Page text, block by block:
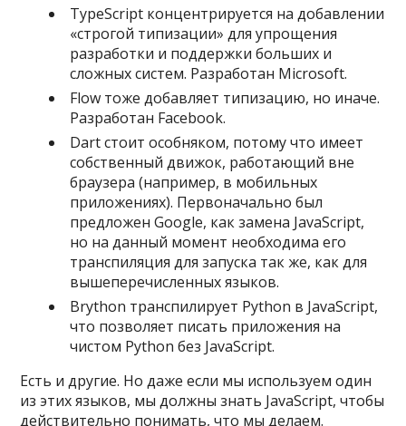
TypeScript концентрируется на добавлении
«строгой типизации» для упрощения
разработки и поддержки больших и
сложных систем. Разработан Microsoft.
Flow тоже добавляет типизацию, но иначе.
Разработан Facebook.
Dart стоит особняком, потому что имеет
собственный движок, работающий вне
браузера (например, в мобильных
приложениях). Первоначально был
предложен Google, как замена JavaScript,
но на данный момент необходима его
транспиляция для запуска так же, как для
вышеперечисленных языков.
Brython транспилирует Python в JavaScript,
что позволяет писать приложения на
чистом Python без JavaScript.
Есть и другие. Но даже если мы используем один
из этих языков, мы должны знать JavaScript, чтобы
действительно понимать, что мы делаем.